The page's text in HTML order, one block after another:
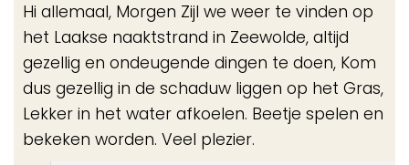
Hi allemaal, Morgen Zijl we weer te vinden op
het Laakse naaktstrand in Zeewolde, altijd
gezellig en ondeugende dingen te doen, Kom
dus gezellig in de schaduw liggen op het Gras,
Lekker in het water afkoelen. Beetje spelen en
bekeken worden. Veel plezier.